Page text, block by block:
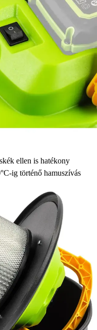
ellen is hatékony
ig történő hamuszívás